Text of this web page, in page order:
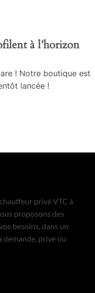
à l’horizon
! Notre boutique est
lancée !
privé VTC à
proposons des
besoins, dans un
privé ou